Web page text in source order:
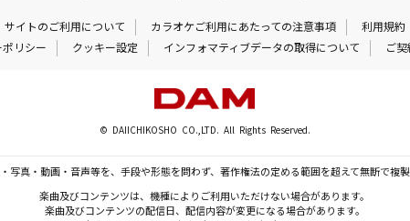
サイトのご利用について カラオケご利用にあたっての注意事項
利用規約
リシー
クッキー設定 インフォマティブデータの取得について ご契
© DAIICHIKOSHO CO.,LTD. All Rights Reserved.
写真・動画・音声等を、手段や形態を問わず、著作権法の定める範囲を超えて無断で複
楽曲及びコンテンツは、機種によりご利用いただけない場合があります。
楽曲及びコンテンツの配信日、配信内容が変更になる場合があります。